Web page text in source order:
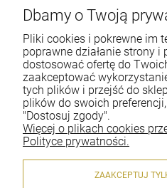
w
Tel.:
+48-
E-mail:
O
Dostawa i
Dbamy o Twoją
Pliki cookies i pokrewne im
poprawne działanie strony i
dostosować ofertę do
zaakceptować
tych plików i przejść do
plików do swoich
"Dostosuj zgody".
Więcej o plikach cookies
Polityce prywatności.
ZAAKCEPTUJ